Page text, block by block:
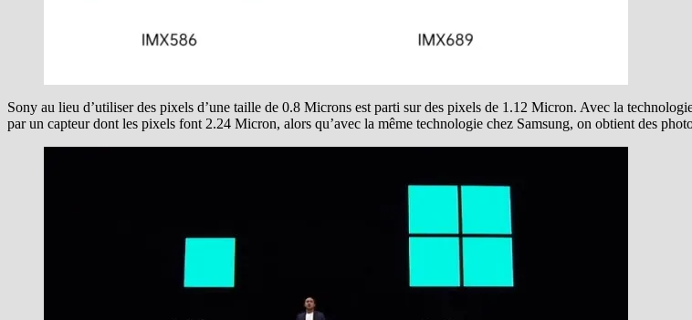
Sony au lieu d’utiliser des pixels d’une taille de 0.8 Microns est parti sur des pixels de 1.12 Micron. Avec la
par un capteur dont les pixels font 2.24 Micron, alors qu’avec la même technologie chez Samsung, on obtient des